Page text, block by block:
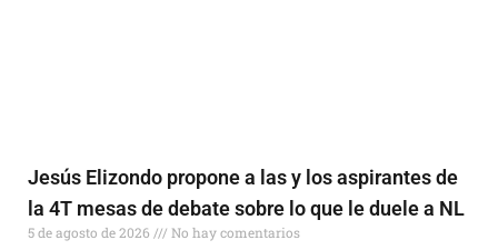
Jesús Elizondo propone a las y los aspirantes de
la 4T mesas de debate sobre lo que le duele a NL
5 de agosto de 2026 No hay comentarios